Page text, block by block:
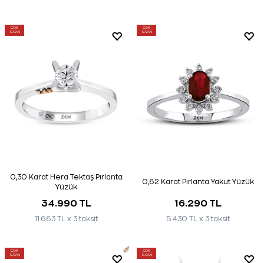
ÇOK
SATAN
0,30 Karat Hera Tektaş Pırlanta
Yüzük
34.990 TL
11.663 TL x 3 taksit
ÇOK
SATAN
0,62 Karat Pırlanta Yakut Yüzük
16.290 TL
5.430 TL x 3 taksit
ÇOK
SATAN
ÇOK
SATAN